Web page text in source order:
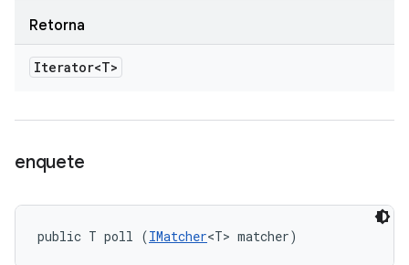
Retorna
Iterator<T>
enquete
public T poll (IMatcher<T> matcher)